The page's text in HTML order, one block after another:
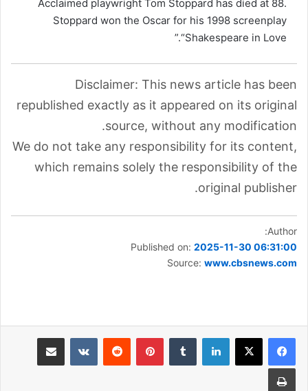
Acclaimed playwright Tom Stoppard has died at 88.
Stoppard won the Oscar for his 1998 screenplay
“Shakespeare in Love.”
Disclaimer: This news article has been
republished exactly as it appeared on its original
source, without any modification.
We do not take any responsibility for its content,
which remains solely the responsibility of the
original publisher.
Author:
Published on: 2025-11-30 06:31:00
Source: www.cbsnews.com
لينكدإن بينتيريست مشاركة عبر البريد
طباعة